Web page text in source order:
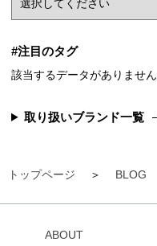
トップページ BLOG
#注目のタグ
該当するデータがありません
取り扱いブランド一覧
ABOUT